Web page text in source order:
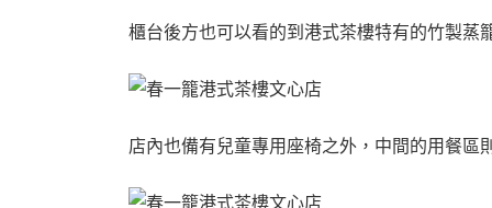
櫃台後方也可以看的到港式茶樓特有的竹製蒸
店內也備有兒童專用座椅之外，中間的用餐區